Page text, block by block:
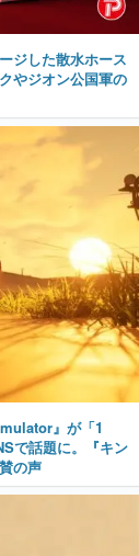
ジした散水ホース
やジオン公国軍の
』が「1
で話題に。『キン
の声